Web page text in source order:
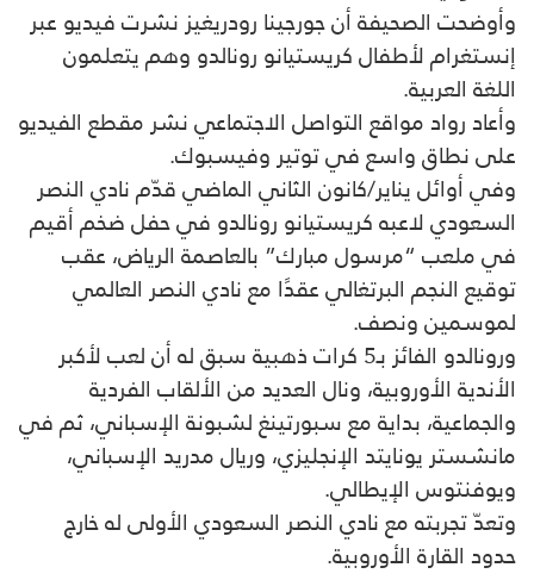
وأوضحت الصحيفة أن جورجينا رودريغيز نشرت فيديو عبر
إنستغرام لأطفال كريستيانو رونالدو وهم يتعلمون
اللغة العربية.
وأعاد رواد مواقع التواصل الاجتماعي نشر مقطع الفيديو
على نطاق واسع في توتير وفيسبوك.
وفي أوائل يناير/كانون الثاني الماضي قدّم نادي النصر
السعودي لاعبه كريستيانو رونالدو في حفل ضخم أقيم
في ملعب “مرسول مبارك” بالعاصمة الرياض، عقب
توقيع النجم البرتغالي عقدًا مع نادي النصر العالمي
لموسمين ونصف.
ورونالدو الفائز بـ5 كرات ذهبية سبق له أن لعب لأكبر
الأندية الأوروبية، ونال العديد من الألقاب الفردية
والجماعية، بداية مع سبورتينغ لشبونة الإسباني، ثم في
مانشستر يونايتد الإنجليزي، وريال مدريد الإسباني،
ويوفنتوس الإيطالي.
وتعدّ تجربته مع نادي النصر السعودي الأولى له خارج
حدود القارة الأوروبية.